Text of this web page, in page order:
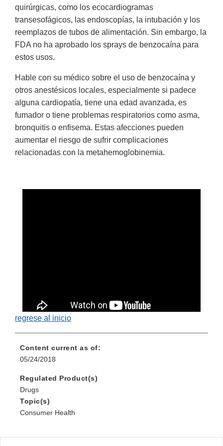
quirúrgicas, como los ecocardiogramas
transesofágicos, las endoscopías, la intubación y los
reemplazos de tubos de alimentación. Sin embargo, la
FDA no ha aprobado los sprays de benzocaína para
estos usos.
Hable con su médico sobre el uso de benzocaína y
otros anestésicos locales, especialmente si padece
alguna cardiopatía, tiene una edad avanzada, es
fumador o tiene problemas respiratorios como asma,
bronquitis o enfisema. Estas afecciones pueden
aumentar el riesgo de sufrir complicaciones
relacionadas con la metahemoglobinemia.
regrese al inicio
Content current as of:
05/24/2018
Regulated Product(s)
Drugs
Topic(s)
Consumer Health